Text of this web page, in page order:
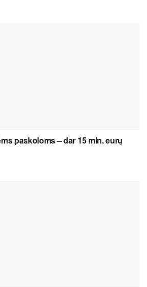
paskoloms – dar 15 mln. eurų